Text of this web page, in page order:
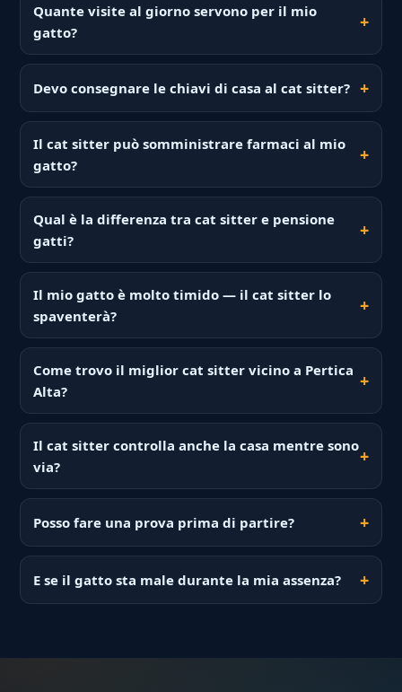
Quante visite al giorno servono per il mio
gatto?
Devo consegnare le chiavi di casa al cat sitter?
Il cat sitter può somministrare farmaci al mio
gatto?
Qual è la differenza tra cat sitter e pensione
gatti?
Il mio gatto è molto timido — il cat sitter lo
spaventerà?
Come trovo il miglior cat sitter vicino a Pertica
Alta?
Il cat sitter controlla anche la casa mentre sono
via?
Posso fare una prova prima di partire?
E se il gatto sta male durante la mia assenza?